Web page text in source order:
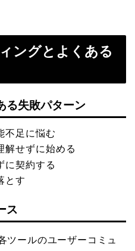
ングとよくある
る失敗パターン
不足に悩む
解せずに始める
に契約する
とす
ス
ツールのユーザーコミュ